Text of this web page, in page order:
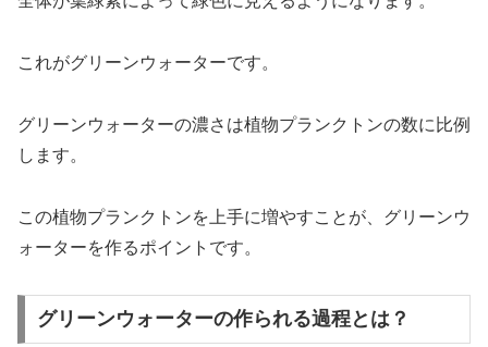
これがグリーンウォーターです。
グリーンウォーターの濃さは植物プランクトンの数に比例
します。
この植物プランクトンを上手に増やすことが、グリーンウ
ォーターを作るポイントです。
グリーンウォーターの作られる過程とは？